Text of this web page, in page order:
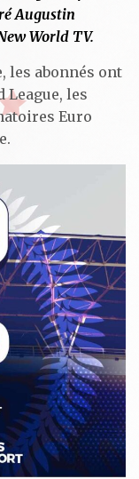
Augustin
World TV.
les abonnés ont
League, les
Euro